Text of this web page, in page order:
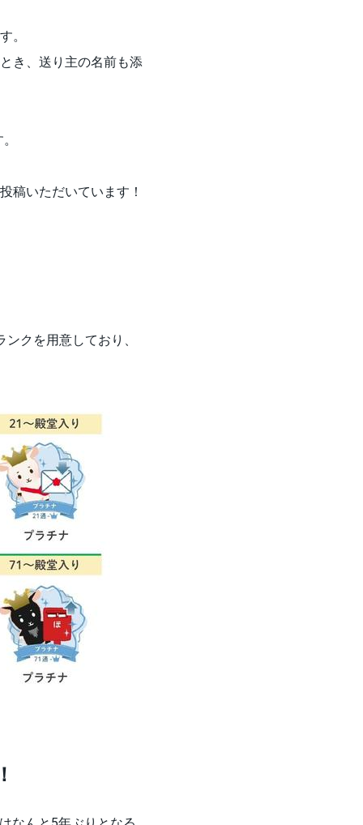
。
き、送り主の名前も添
稿いただいています！
クを用意しており、